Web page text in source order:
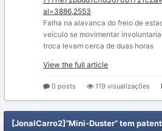
Falha na alavanca do freio de
veículo se movimentar
troca levam cerca de duas horas
View the full article
0 posts 119 visualizações
[JonalCarro2]“Mini-Duster” tem